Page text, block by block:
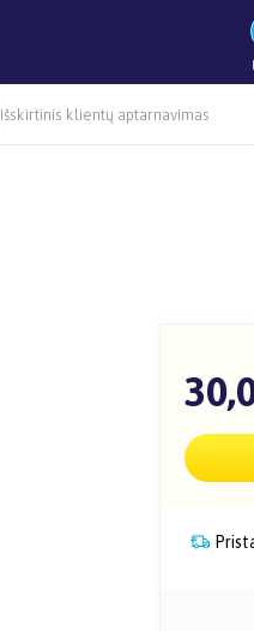
Išskirtinis klientų aptarnavimas